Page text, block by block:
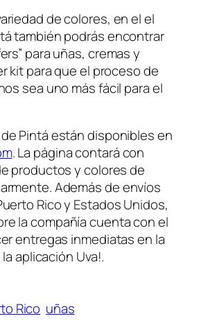
de colores, en el el
también podrás encontrar
para uñas, cremas y
kit para que el proceso de
sea uno más fácil para el
Pintá están disponibles en
. La página contará con
productos y colores de
Además de envíos
Rico y Estados Unidos,
la compañía cuenta con el
entregas inmediatas en la
aplicación Uva!.
Rico uñas